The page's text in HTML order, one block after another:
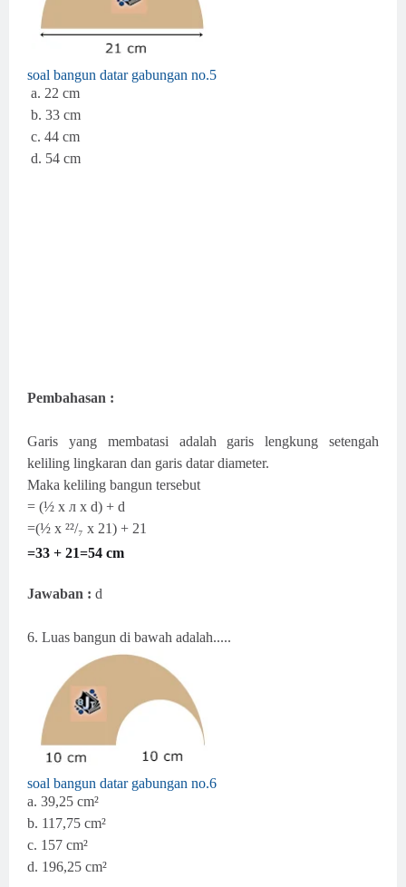
soal bangun datar gabungan no.5
a. 22 cm
b. 33 cm
c. 44 cm
d. 54 cm
Pembahasan :
Garis yang membatasi adalah garis lengkung setengah
keliling lingkaran dan garis datar diameter.
Maka keliling bangun tersebut
= (½ x л x d) + d
=(½ x ²²/₇ x 21) + 21
=33 + 21=54 cm
Jawaban : d
6. Luas bangun di bawah adalah.....
soal bangun datar gabungan no.6
a. 39,25 cm²
b. 117,75 cm²
c. 157 cm²
d. 196,25 cm²